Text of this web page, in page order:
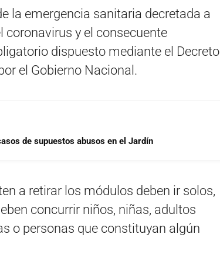
la emergencia sanitaria decretada a
coronavirus y el consecuente
dispuesto mediante el Decreto
el Gobierno Nacional.
de supuestos abusos en el Jardín
a retirar los módulos deben ir solos,
concurrir niños, niñas, adultos
o personas que constituyan algún